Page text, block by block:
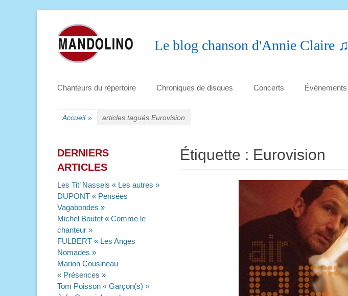
Le blog chanson d'Annie Claire ♫
Menu principal
Chanteurs du répertoire Chroniques de disques Concerts Événements
Accueil » articles tagués Eurovision
Étiquette : Eurovision
DERNIERS
ARTICLES
Les Tit’ Nassels « Les autres »
DUPONT « Pensées
Vagabondes »
Michel Boutet « Comme le
chanteur »
FULBERT « Les Anges
Nomades »
Marion Cousineau
« Présences »
Tom Poisson « Garçon(s) »